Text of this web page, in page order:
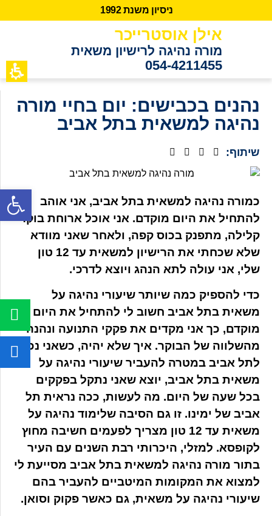
ניסיון משנת 2
9
9
1
אילן אוסטרייכר
מורה נהיגה לרישיון משאית
054-4211455
נהנים בכבישים: יום בחיי מורה
נהיגה למשאית בתל אביב
שיתוף:
כמורה נהיגה למשאית בתל אביב, אני אוהב
להתחיל את היום מוקדם. אני אוכל ארוחת בוקר
קלילה, מתפנק בכוס קפה, ולאחר שאני מוודא
שלא שכחתי את הרישיון למשאית עד 12 טון
שלי, אני עולה לתא הנהג ויוצא לדרכי.
כדי להספיק כמה שיותר שיעורי נהיגה על
משאית בתל אביב חשוב לי להתחיל את היום
מוקדם, כך אני מקדים את פקקי התנועה ונהנה
מהשלווה של הבוקר. איך שלא יהיה, כשאני נכנס
לתל אביב במטרה להעביר שיעורי נהיגה על
משאית בתל אביב, יוצא שאני נתקל בפקקים
בכל שעה של היום. מה לעשות, ככה נראית תל
אביב של ימינו. זו גם הסיבה שלימוד נהיגה על
משאית עד 12 טון מצריך לפעמים חשיבה מחוץ
לקופסא. למזלי, היכרותי רבת השנים עם העיר
בתור מורה נהיגה למשאית בתל אביב מסייעת לי
למצוא את המקומות המיטביים להעביר בהם
שיעורי נהיגה על משאית, גם כאשר פקוק וסואן.
פתח סרגל נגישות